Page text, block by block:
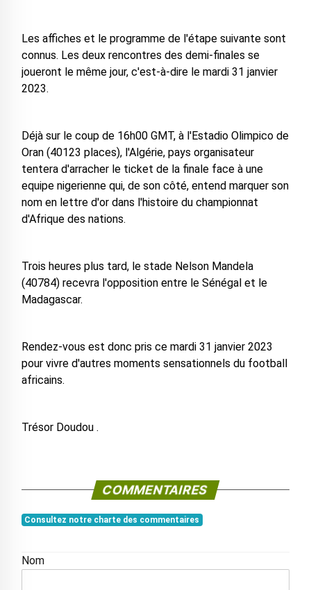
Les affiches et le programme de l'étape suivante sont
connus. Les deux rencontres des demi-finales se
joueront le même jour, c'est-à-dire le mardi 31 janvier
2023.
Déjà sur le coup de 16h00 GMT, à l'Estadio Olimpico de
Oran (40123 places), l'Algérie, pays organisateur
tentera d'arracher le ticket de la finale face à une
equipe nigerienne qui, de son côté, entend marquer son
nom en lettre d'or dans l'histoire du championnat
d'Afrique des nations.
Trois heures plus tard, le stade Nelson Mandela
(40784) recevra l'opposition entre le Sénégal et le
Madagascar.
Rendez-vous est donc pris ce mardi 31 janvier 2023
pour vivre d'autres moments sensationnels du football
africains.
Trésor Doudou .
COMMENTAIRES
Consultez notre charte des commentaires
Nom